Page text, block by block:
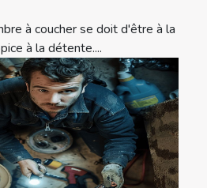
à coucher se doit d'être à la
à la détente....